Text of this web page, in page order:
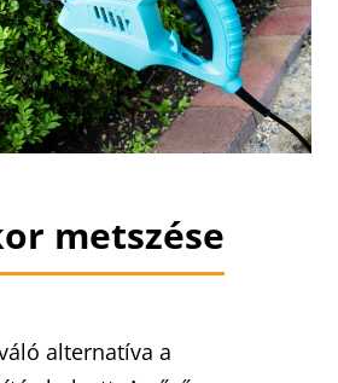
metszése
alternatíva a